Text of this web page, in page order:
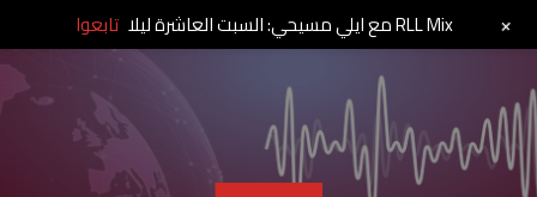
RLL Mix مع ايلي مسيحي: السبت العاشرة ليلا تابعوا +